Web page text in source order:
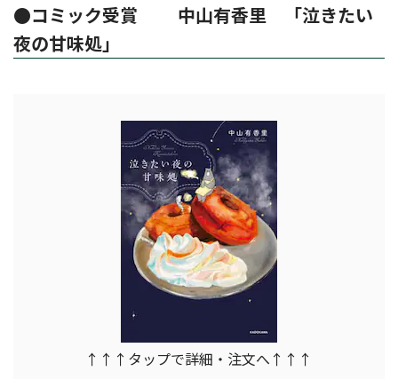
●コミック受賞 中山有香里 「泣きたい
夜の甘味処」
↑↑↑タップで詳細・注文へ↑↑↑